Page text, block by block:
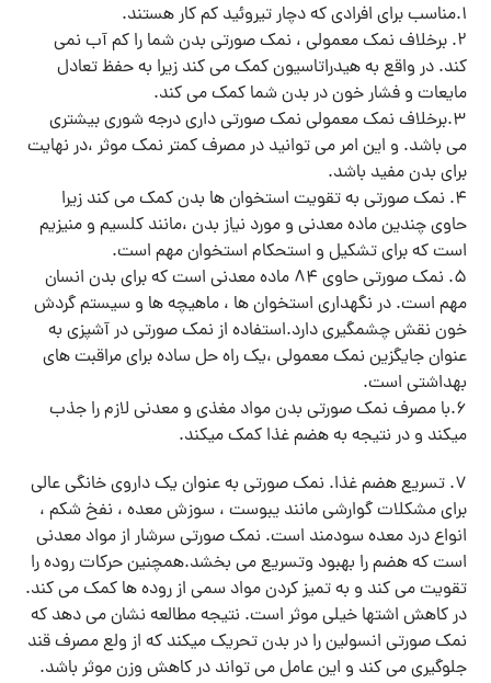
1.مناسب برای افرادی که دچار تیروئید کم کار هستند.
2. برخلاف نمک معمولی ، نمک صورتی بدن شما را کم آب نمی
کند. در واقع به هیدراتاسیون کمک می کند زیرا به حفظ تعادل
مایعات و فشار خون در بدن شما کمک می کند.
3.برخلاف نمک معمولی نمک صورتی داری درجه شوری بیشتری
می باشد. و این امر می توانید در مصرف کمتر نمک موثر ،در نهایت
برای بدن مفید باشد.
4. نمک صورتی به تقویت استخوان ها بدن کمک می کند زیرا
حاوی چندین ماده معدنی و مورد نیاز بدن ،مانند کلسیم و منیزیم
است که برای تشکیل و استحکام استخوان مهم است.
5. نمک صورتی حاوی 84 ماده معدنی است که برای بدن انسان
مهم است. در نگهداری استخوان ها ، ماهیچه ها و سیستم گردش
خون نقش چشمگیری دارد.استفاده از نمک صورتی در آشپزی به
عنوان جایگزین نمک معمولی ،یک راه حل ساده برای مراقبت های
بهداشتی است.
6.با مصرف نمک صورتی بدن مواد مغذی و معدنی لازم را جذب
میکند و در نتیجه به هضم غذا کمک میکند.
7. تسریع هضم غذا. نمک صورتی به عنوان یک داروی خانگی عالی
برای مشکلات گوارشی مانند یبوست ، سوزش معده ، نفخ شکم ،
انواع درد معده سودمند است. نمک صورتی سرشار از مواد معدنی
است که هضم را بهبود وتسریع می بخشد.همچنین حرکات روده را
تقویت می کند و به تمیز کردن مواد سمی از روده ها کمک می کند.
در کاهش اشتها خیلی موثر است. نتیجه مطالعه نشان می دهد که
نمک صورتی انسولین را در بدن تحریک میکند که از ولع مصرف قند
جلوگیری می کند و این عامل می تواند در کاهش وزن موثر باشد.